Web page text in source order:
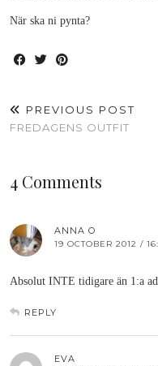
När ska ni pynta?
PREVIOUS POST
FREDAGENS OUTFIT
4 Comments
ANNA O
19 OCTOBER 2012 /
Absolut INTE tidigare än 1:a
REPLY
EVA